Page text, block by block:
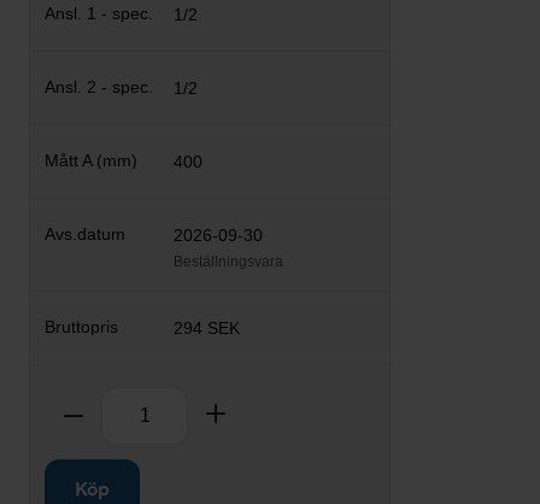
1/2
1/2
400
2026-09-30
Beställningsvara
294 SEK
Ta bort
Köp